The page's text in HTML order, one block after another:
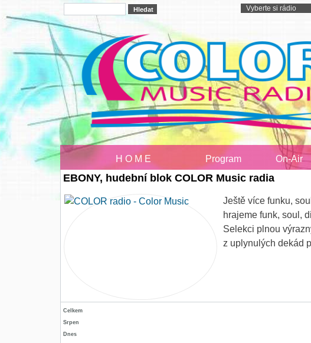
H O M E Program On-Air
EBONY, hudební blok COLOR Music radia
Ještě více funku,
hrajeme funk, soul,
Selekci plnou
z uplynulých dekád
Celkem
Srpen
Dnes